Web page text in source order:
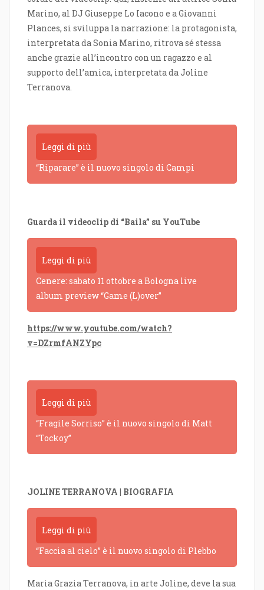
Marino, al DJ Giuseppe Lo Iacono e a Giovanni
Plances, si sviluppa la narrazione: la protagonista,
interpretata da Sonia Marino, ritrova sé stessa
anche grazie all’incontro con un ragazzo e al
supporto dell’amica, interpretata da Joline
Terranova.
Leggi di più
“Riparare” è il nuovo singolo di Campi
Guarda il videoclip di “Baila” su YouTube
Leggi di più
Cenere: sabato 11 ottobre a Bologna live
album preview “Game (L)over”
https://www.youtube.com/watch?
v=DZrmfANZYpc
Leggi di più
“Fragile Sorriso” è il nuovo singolo di Matt
“Tockoy”
JOLINE TERRANOVA | BIOGRAFIA
Leggi di più
“Faccia al cielo” è il nuovo singolo di Plebbo
Maria Grazia Terranova, in arte Joline, deve la sua